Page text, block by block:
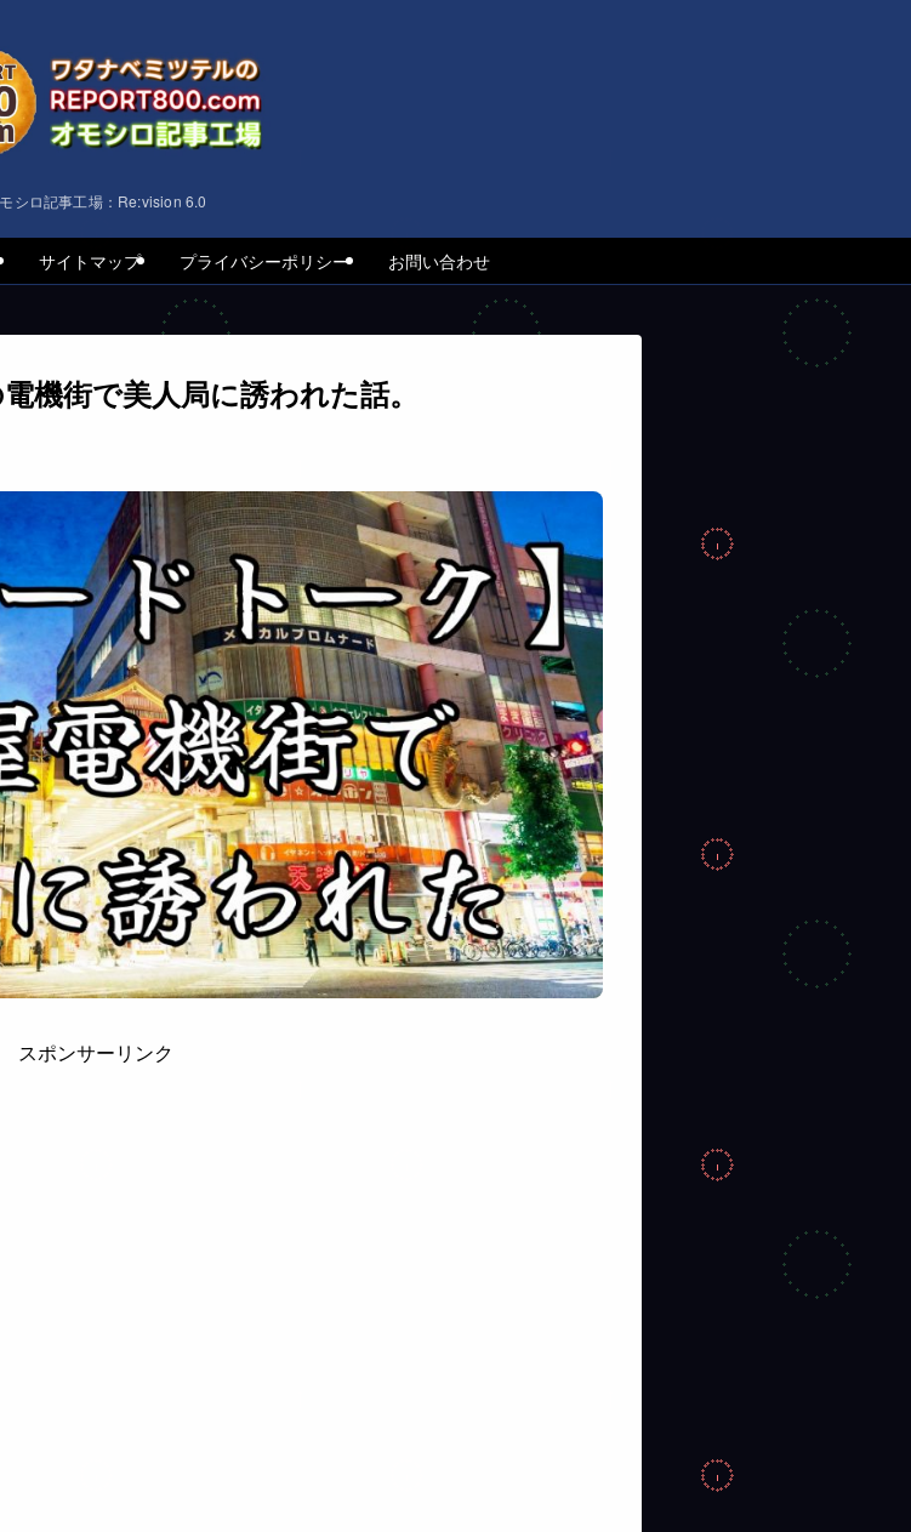
シロ記事工場：Re:vision 6.0
サイトマップ プライバシーポリシー お問い合わせ
機街で美人局に誘われた話。
スポンサーリンク